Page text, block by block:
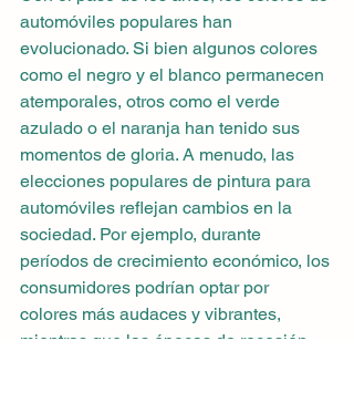
automóviles populares han
evolucionado. Si bien algunos colores
como el negro y el blanco permanecen
atemporales, otros como el verde
azulado o el naranja han tenido sus
momentos de gloria. A menudo, las
elecciones populares de pintura para
automóviles reflejan cambios en la
sociedad. Por ejemplo, durante
períodos de crecimiento económico, los
consumidores podrían optar por
colores más audaces y vibrantes,
mientras que las épocas de recesión